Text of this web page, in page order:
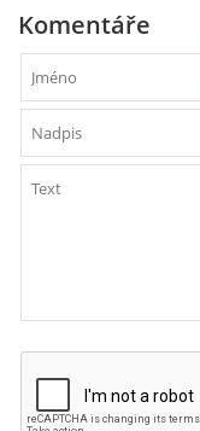
MIKULÁŠSKÁ NADÍLKA
ŠABLONY
Komentáře